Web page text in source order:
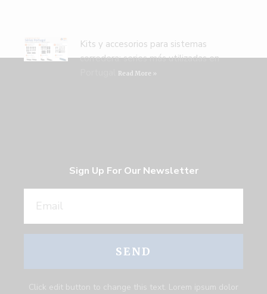
Kits y accesorios para sistemas
corredera: series más utilizadas en
Read More »
Sign Up For Our Newsletter
SEND
Click edit button to change this text. Lorem ipsum dolor